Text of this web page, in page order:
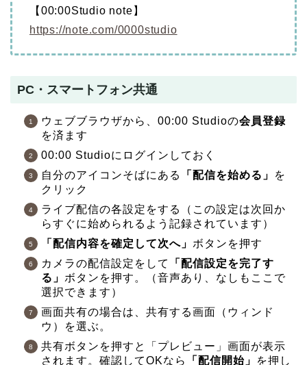
【00:00Studio note】
https://note.com/0000studio
PC・スマートフォン共通
ウェブブラウザから、00:00 Studioの会員登録
を済ます
00:00 Studioにログインしておく
自分のアイコンそばにある
「配信を始める」
を
クリック
ライブ配信の各設定をする
（この設定は次回か
らすぐに始められるよう記録されています）
「配信内容を確定して次へ」 ボタンを押す
カメラの配信設定をして
「配信設定を完了す
る」 ボタンを押す。
（音声あり、なしもここで
選択できます）
画面共有の場合は、共有する画面（ウィンド
ウ）を選ぶ。
共有ボタンを押すと「プレビュー」画面が表示
されます。確認してOKなら
「配信開始」
を押し